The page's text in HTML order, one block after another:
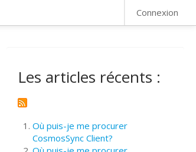
Connexion
Les articles récents :
Où puis-je me procurer
CosmosSync Client?